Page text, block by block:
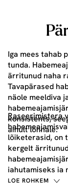
Iga mees tahab
tunda.
ärritunud naha
Tavapärased
näole meeldiva
konsistents,
ainult lõhnale.
Raseerimistera
lõiketerasid, on
kergelt
jahutamiseks ja
nahk muutub
LOE ROHKEM